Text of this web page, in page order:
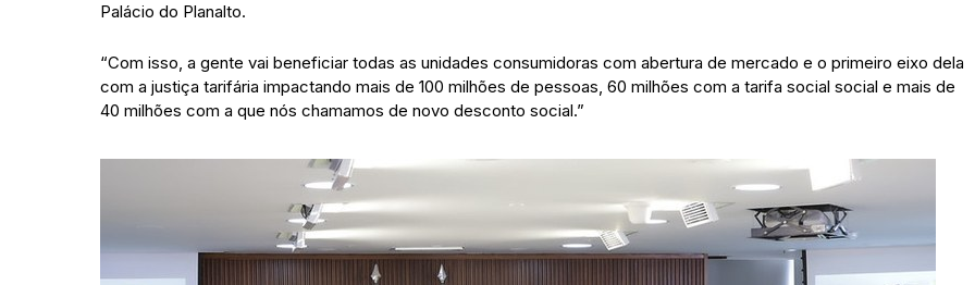
Palácio do Planalto.
“Com isso, a gente vai beneficiar todas as unidades consumidoras com abertura de mercado e o primeiro eixo dela
com a justiça tarifária impactando mais de 100 milhões de pessoas, 60 milhões com a tarifa social social e mais de
40 milhões com a que nós chamamos de novo desconto social.”